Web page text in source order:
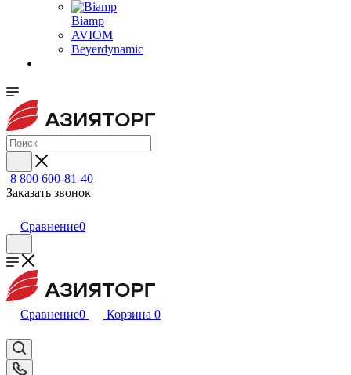
Biamp
AVIOM
Beyerdynamic
8 800 600-81-40
Заказать звонок
Сравнение0
Сравнение0 Корзина 0